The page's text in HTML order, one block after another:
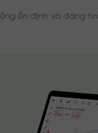
ổn định và đáng tin